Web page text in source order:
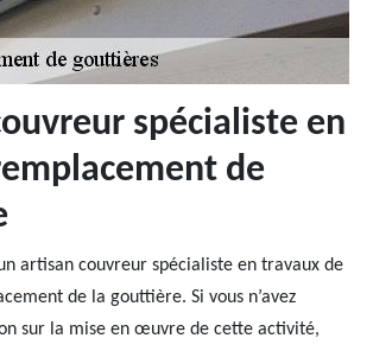
spécialiste en
de
artisan couvreur spécialiste en travaux de
de la gouttière. Si vous n’avez
sur la mise en œuvre de cette activité,